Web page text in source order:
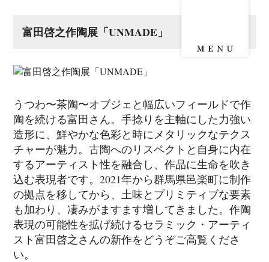
富田啓之作陶展「UNMADE」
うつわ〜茶陶〜オブジェと幅広いフィールドで作
陶を続ける富田さん。手捻りを主軸にした力強い
造形に、鮮やかな色彩と時にメタリックなテクス
チャーが魅力。古陶へのリスペクトと自身に内在
するアーティスト性を融合し、作品に生命を吹き
込む表現者です。2021年から群馬県邑楽町に制作
の拠点を移してから、土味とプリミティブな要素
も加わり、凄みがますます増してきました。作陶
表現の可能性を拡げ続けるセラミック・アーティ
スト富田啓之さんの新作をどうぞご高覧くださ
い。